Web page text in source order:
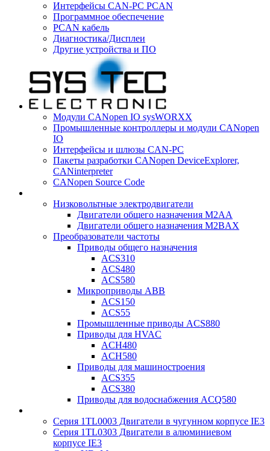
Интерфейсы CAN-PC PCAN
Программное обеспечение
PCAN кабель
Диагностика/Дисплеи
Другие устройства и ПО
Модули CANopen IO sysWORXX
Промышленные контроллеры и модули CANopen
IO
Интерфейсы и шлюзы CAN-PC
Пакеты разработки CANopen DeviceExplorer,
CANinterpreter
CANopen Source Code
Низковольтные электродвигатели
Двигатели общего назначения M2AA
Двигатели общего назначения M2BAX
Преобразователи частоты
Приводы общего назначения
ACS310
ACS480
ACS580
Микроприводы ABB
ACS150
ACS55
Промышленные приводы ACS880
Приводы для HVAC
ACH480
ACH580
Приводы для машиностроения
ACS355
ACS380
Приводы для водоснабжения ACQ580
Серия 1TL0003 Двигатели в чугунном корпусе IE3
Серия 1TL0303 Двигатели в алюминиевом
корпусе IE3